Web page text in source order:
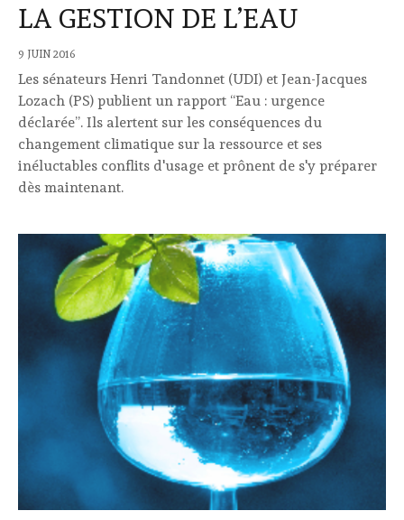
LA GESTION DE L’EAU
9 JUIN 2016
Les sénateurs Henri Tandonnet (UDI) et Jean-Jacques
Lozach (PS) publient un rapport “Eau : urgence
déclarée”. Ils alertent sur les conséquences du
changement climatique sur la ressource et ses
inéluctables conflits d'usage et prônent de s'y préparer
dès maintenant.